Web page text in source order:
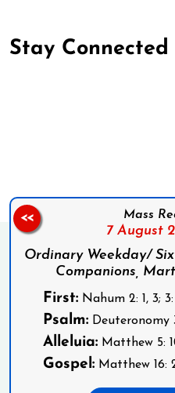
Stay Connected
Mass
7 August
Ordinary Weekday/
Companions,
First:Nahum 2: 1, 3; 3:
Psalm:Deuteronomy
Alleluia:Matthew 5:
Gospel:Matthew 16:
<<